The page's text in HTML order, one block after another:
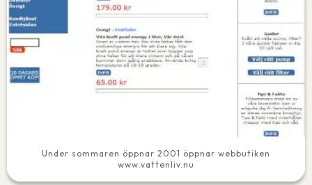
Under sommaren öppnar 2001 öppnar webbutiken
www.vattenliv.nu